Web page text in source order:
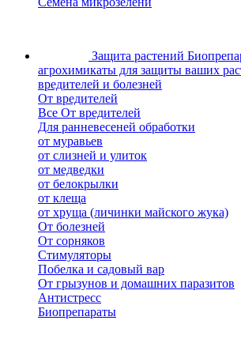
Защита растений
агрохимикаты для защиты ваших
вредителей и болезней
От вредителей
Все От вредителей
Для ранневесеней обработки
от муравьев
от слизней и улиток
от медведки
от белокрылки
от клеща
от хруща (личинки майского жука)
От болезней
От сорняков
Стимуляторы
Побелка и садовый вар
От грызунов и домашних паразитов
Антистресс
Биопрепараты